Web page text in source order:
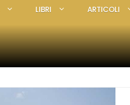
LIBRI ARTICOLI